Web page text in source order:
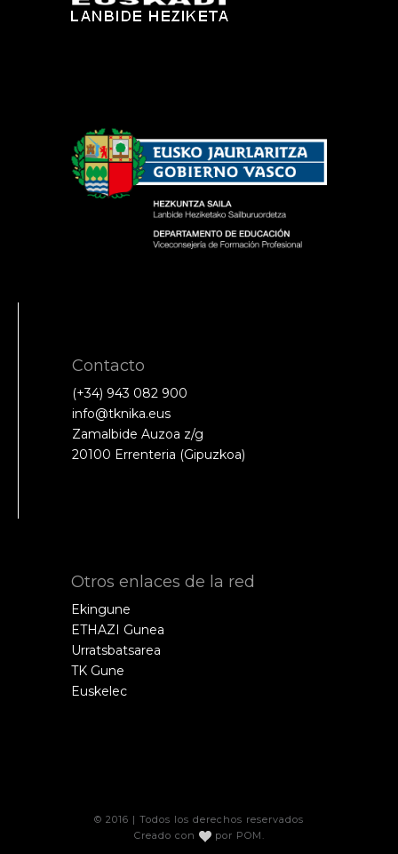
Contacto
(+34) 943 082 900
info@tknika.eus
Zamalbide Auzoa z/g
20100 Errenteria (Gipuzkoa)
Otros enlaces de la red
Ekingune
ETHAZI Gunea
Urratsbatsarea
TK Gune
Euskelec
© 2016 | Todos los derechos reservados
Creado con
por POM .